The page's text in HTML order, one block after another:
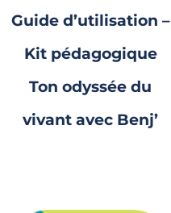
Guide d’utilisation –
Kit pédagogique
Ton odyssée du
vivant avec Benj’